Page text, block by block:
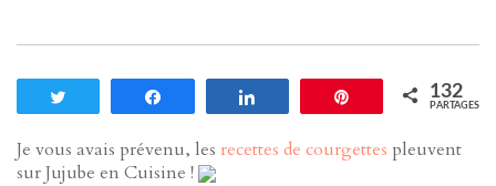
Enregistrer132
PARTAGES
Je vous avais prévenu, les recettes de courgettes pleuvent
sur Jujube en Cuisine !